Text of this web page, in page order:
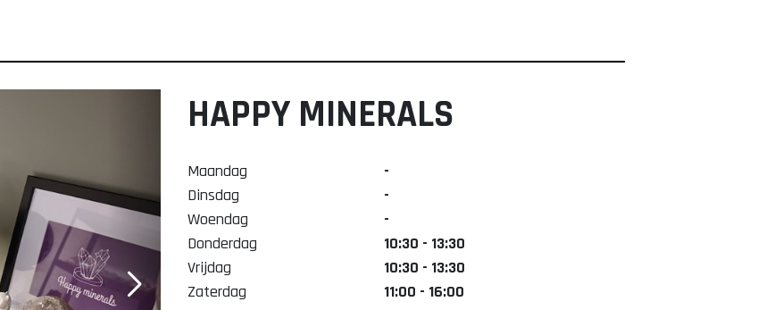
HAPPY MINERALS
Maandag
-
Dinsdag
-
Woendag
-
Donderdag
10:30 - 13:30
Vrijdag
10:30 - 13:30
Zaterdag
11:00 - 16:00